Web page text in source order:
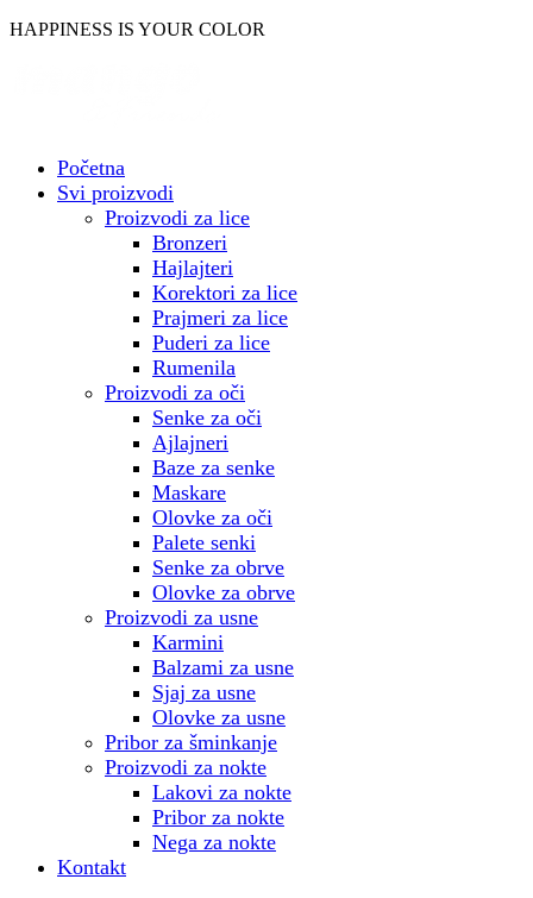
Skočite
HAPPINESS IS YOUR COLOR
Početna
Svi proizvodi
Proizvodi za lice
Bronzeri
Hajlajteri
Korektori za lice
Prajmeri za lice
Puderi za lice
Rumenila
Proizvodi za oči
Senke za oči
Ajlajneri
Baze za senke
Maskare
Olovke za oči
Palete senki
Senke za obrve
Olovke za obrve
Proizvodi za usne
Karmini
Balzami za usne
Sjaj za usne
Olovke za usne
Pribor za šminkanje
Proizvodi za nokte
Lakovi za nokte
Pribor za nokte
Nega za nokte
Kontakt